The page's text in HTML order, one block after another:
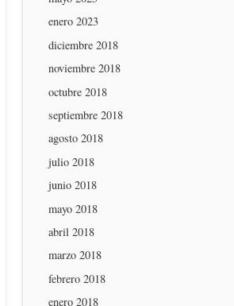
enero 2023
diciembre 2018
noviembre 2018
octubre 2018
septiembre 2018
agosto 2018
julio 2018
junio 2018
mayo 2018
abril 2018
marzo 2018
febrero 2018
enero 2018